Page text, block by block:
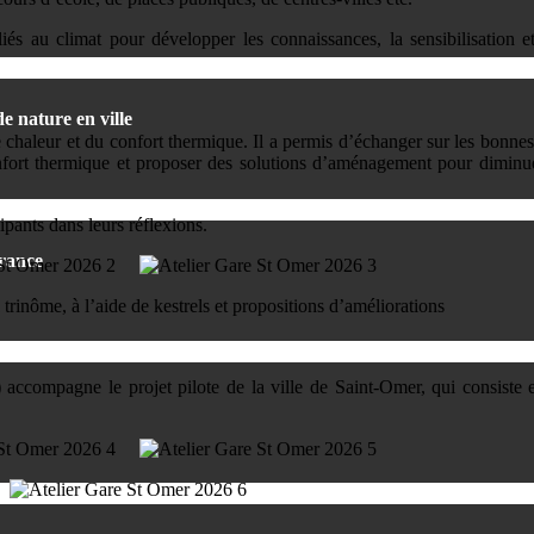
nature en ville
au climat pour développer les connaissances, la sensibilisation
et du confort thermique. Il a permis d’échanger sur les
thermique et proposer des solutions d’aménagement pour
dans leurs réflexions.
à l’aide de kestrels et propositions d’améliorations
le projet pilote de la ville de Saint-Omer, qui consiste